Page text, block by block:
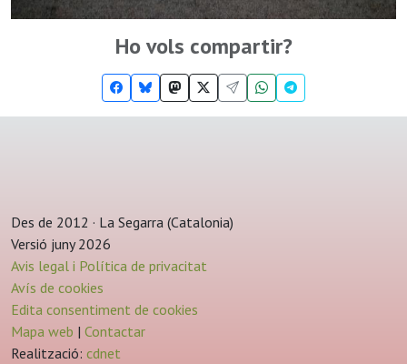
Ho vols compartir?
Des de 2012 · La Segarra (Catalonia)
Versió juny 2026
Avis legal i Política de privacitat
Avís de cookies
Edita consentiment de cookies
Mapa web | Contactar
Realització: cdnet